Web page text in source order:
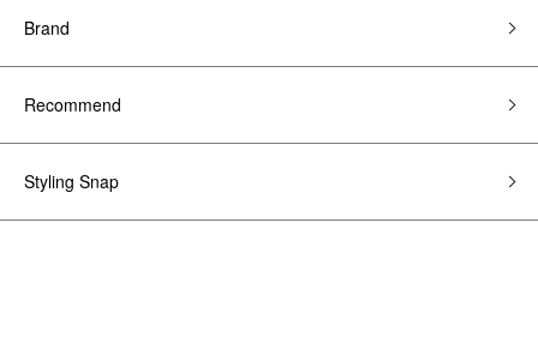
Brand
Recommend
Styling Snap